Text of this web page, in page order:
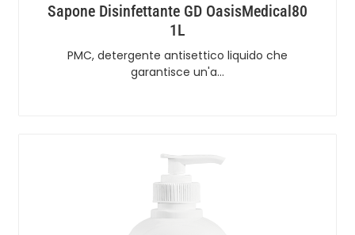
Sapone Disinfettante GD OasisMedical80
1L
PMC, detergente antisettico liquido che
garantisce un'a…